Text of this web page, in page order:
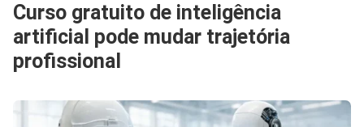
Curso gratuito de inteligência
artificial pode mudar trajetória
profissional